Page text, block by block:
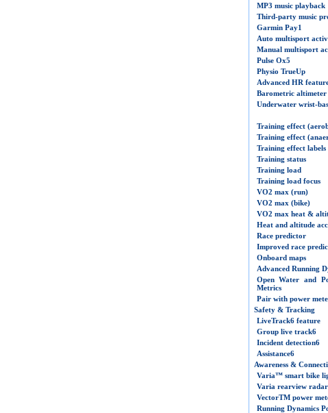
MP3 music playback
Third-party music
Garmin Pay1
Auto multisport
Manual multisport
Pulse Ox5
Physio TrueUp
Advanced HR
Barometric altimeter
Underwater wrist-
Training effect
Training effect
Training effect labels
Training status
Training load
Training load focus
VO2 max (run)
VO2 max (bike)
VO2 max heat &
Heat and altitude
Race predictor
Improved race
Onboard maps
Advanced Running
Open Water and
Metrics
Pair with power
Safety & Tracking
LiveTrack6feature
Group live track6
Incident detection6
Assistance6
Awareness &
Varia™ smart bike
Varia rearview radar
VectorTMpower
Running Dynamics